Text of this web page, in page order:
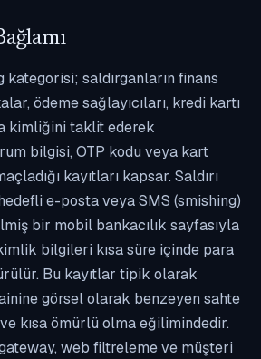
kategorisi; saldırganların finans
ödeme sağlayıcıları, kredi kartı
kimliğini taklit ederek
bilgisi, OTP kodu veya kart
kayıtları kapsar. Saldırı
e-posta veya SMS (smishing)
bir mobil bankacılık sayfasıyla
bilgileri kısa süre içinde para
Bu kayıtlar tipik olarak
görsel olarak benzeyen sahte
kısa ömürlü olma eğilimindedir.
web filtreleme ve müşteri